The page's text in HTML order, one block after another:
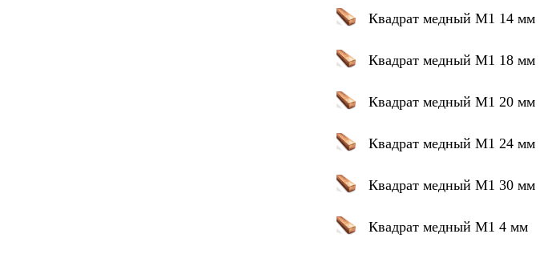
Квадрат медный М1 14 мм
Квадрат медный М1 18 мм
Квадрат медный М1 20 мм
Квадрат медный М1 24 мм
Квадрат медный М1 30 мм
Квадрат медный М1 4 мм